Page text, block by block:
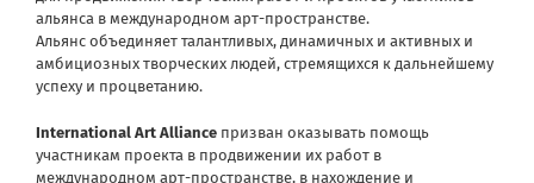
альянса в международном арт-пространстве.
Альянс объединяет талантливых, динамичных и активных и
амбициозных творческих людей, стремящихся к дальнейшему
успеху и процветанию.
International Art Alliance призван оказывать помощь
участникам проекта в продвижении их работ в
международном арт-пространстве, в нахождение и